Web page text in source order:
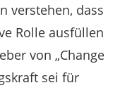
verstehen, dass
Rolle ausfüllen
von „Change
sei für